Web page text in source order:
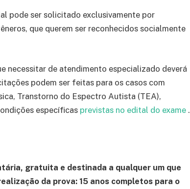
pode ser solicitado exclusivamente por
que querem ser reconhecidos socialmente
necessitar de atendimento especializado deverá
podem ser feitas para os casos com
Transtorno do Espectro Autista (TEA),
específicas previstas no edital do exame .
gratuita e destinada a qualquer um que
da prova: 15 anos completos para o